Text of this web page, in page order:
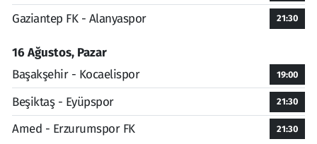
Gaziantep FK - Alanyaspor 21:30
16 Ağustos, Pazar
Başakşehir - Kocaelispor
19:00
Beşiktaş - Eyüpspor 21:30
Amed - Erzurumspor FK 21:30